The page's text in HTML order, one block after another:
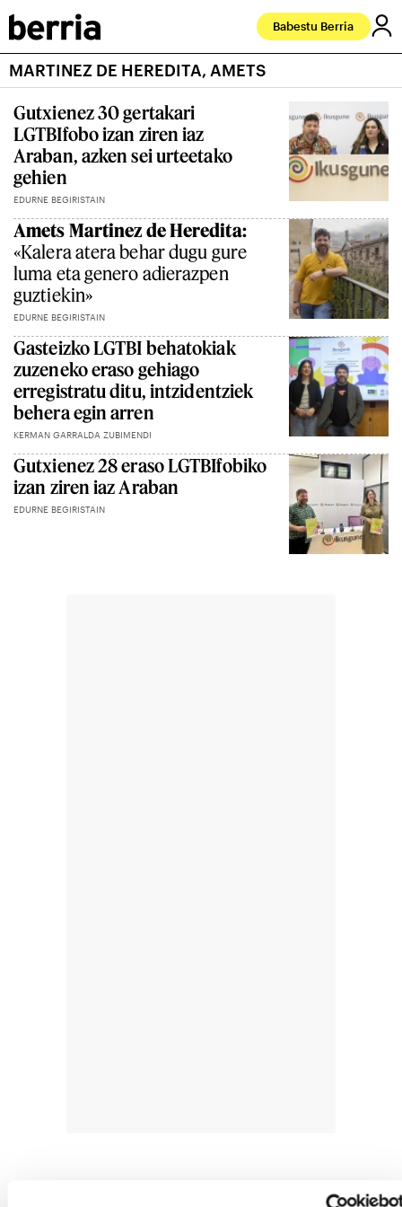
Babestu Berria
MARTINEZ DE HEREDITA, AMETS
Gutxienez 30 gertakari
LGTBIfobo izan ziren iaz
Araban, azken sei urteetako
gehien
EDURNE BEGIRISTAIN
Amets Martinez de Heredita:
«Kalera atera behar dugu gure
luma eta genero adierazpen
guztiekin»
EDURNE BEGIRISTAIN
Gasteizko LGTBI behatokiak
zuzeneko eraso gehiago
erregistratu ditu, intzidentziek
behera egin arren
KERMAN GARRALDA ZUBIMENDI
Gutxienez 28 eraso LGTBIfobiko
izan ziren iaz Araban
EDURNE BEGIRISTAIN